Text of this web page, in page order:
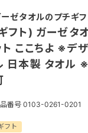
ーゼタオルのプチギフ
フト) ガーゼタ
ト ここちよ ※デ
日本製 タオル
番号 0103-0261-0201
フト